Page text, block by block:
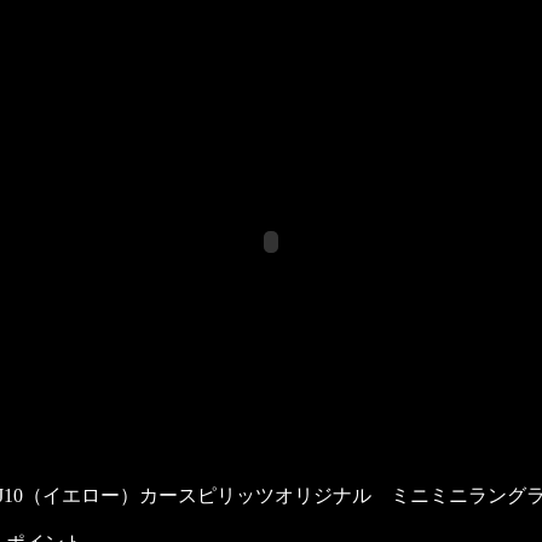
（イエロー）カースピリッツオリジナル ミニミニラング